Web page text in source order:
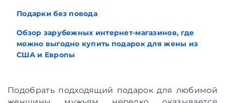
Подарки без повода
Обзор зарубежных интернет-магазинов, где
можно выгодно купить подарок для жены из
США и Европы
Подобрать подходящий подарок для любимой